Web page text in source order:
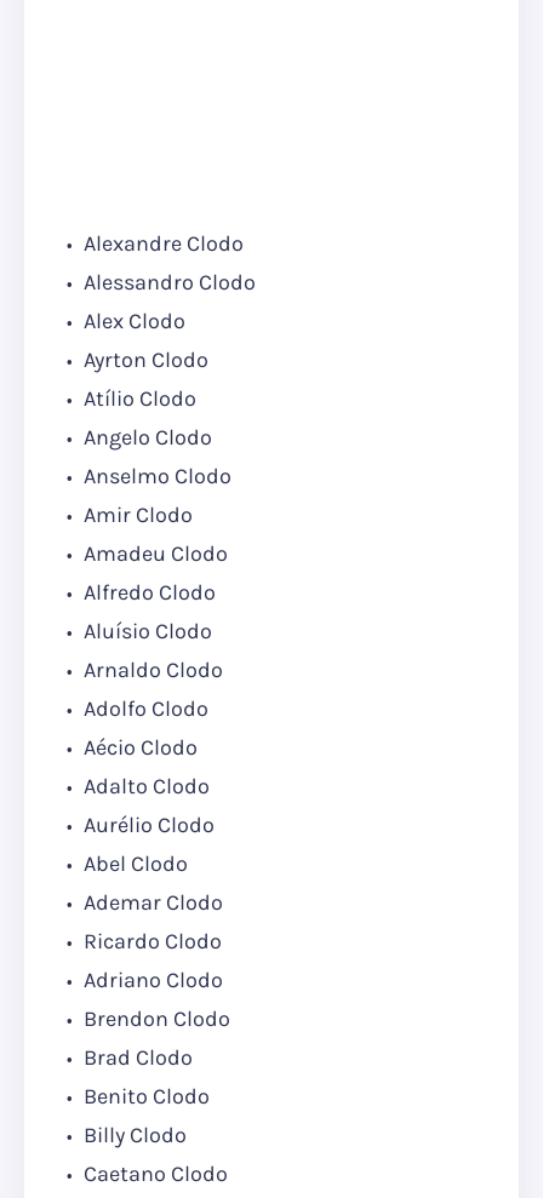
Alexandre Clodo
Alessandro Clodo
Alex Clodo
Ayrton Clodo
Atílio Clodo
Angelo Clodo
Anselmo Clodo
Amir Clodo
Amadeu Clodo
Alfredo Clodo
Aluísio Clodo
Arnaldo Clodo
Adolfo Clodo
Aécio Clodo
Adalto Clodo
Aurélio Clodo
Abel Clodo
Ademar Clodo
Ricardo Clodo
Adriano Clodo
Brendon Clodo
Brad Clodo
Benito Clodo
Billy Clodo
Caetano Clodo